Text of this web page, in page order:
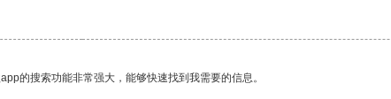
的搜索功能非常强大，能够快速找到我需要的信息。